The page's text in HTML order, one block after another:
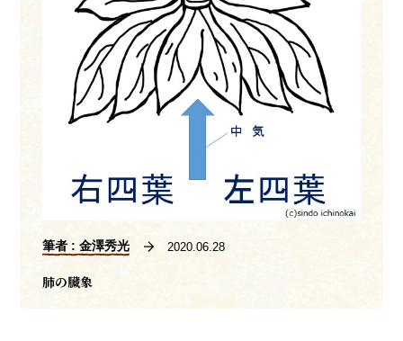
筆者 : 金澤秀光 2020.06.28
肺の臓象